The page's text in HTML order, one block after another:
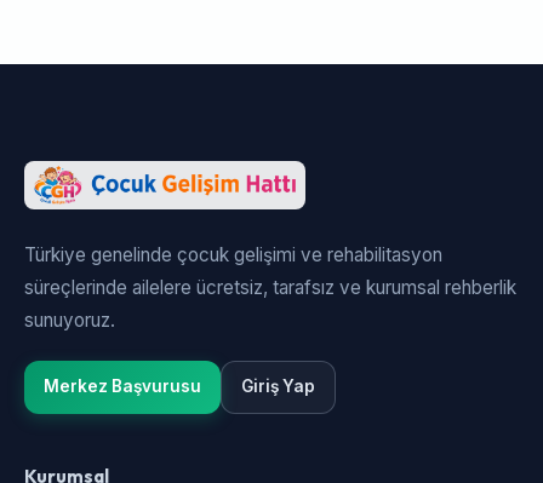
Türkiye genelinde çocuk gelişimi ve rehabilitasyon
süreçlerinde ailelere ücretsiz, tarafsız ve kurumsal rehberlik
sunuyoruz.
Merkez Başvurusu Giriş Yap
Kurumsal